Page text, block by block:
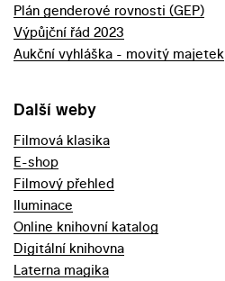
Plán genderové rovnosti (GEP)
Výpůjční řád 2023
Aukční vyhláška - movitý majetek
Další weby
Filmová klasika
E-shop
Filmový přehled
Iluminace
Online knihovní katalog
Digitální knihovna
Laterna magika